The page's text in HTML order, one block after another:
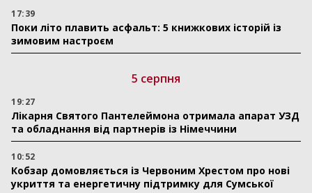
17:39
Поки літо плавить асфальт: 5 книжкових історій із
зимовим настроєм
5 серпня
19:27
Лікарня Святого Пантелеймона отримала апарат УЗД
та обладнання від партнерів із Німеччини
10:52
Кобзар домовляється із Червоним Хрестом про нові
укриття та енергетичну підтримку для Сумської